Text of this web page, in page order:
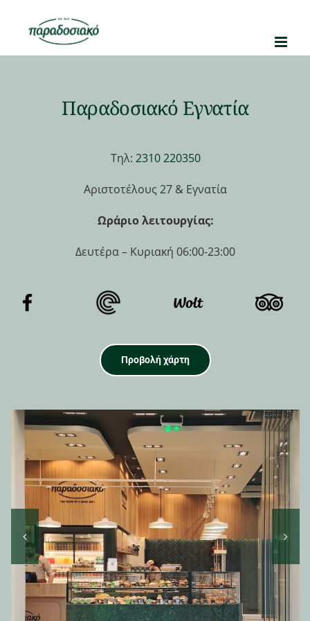
περιεχόμενο
Παραδοσιακό Εγνατία
Τηλ: 2310 220350
Αριστοτέλους 27 & Εγνατία
Ωράριο λειτουργίας:
Δευτέρα – Κυριακή 06:00-23:00
Προβολή χάρτη